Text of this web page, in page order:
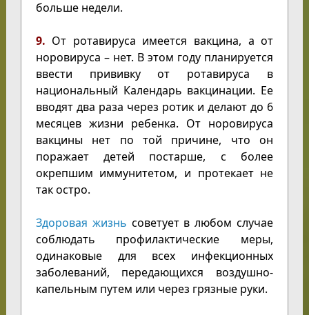
больше недели.
9. От ротавируса имеется вакцина, а от
норовируса – нет. В этом году планируется
ввести прививку от ротавируса в
национальный Календарь вакцинации. Ее
вводят два раза через ротик и делают до 6
месяцев жизни ребенка. От норовируса
вакцины нет по той причине, что он
поражает детей постарше, с более
окрепшим иммунитетом, и протекает не
так остро.
Здоровая жизнь советует в любом случае
соблюдать профилактические меры,
одинаковые для всех инфекционных
заболеваний, передающихся воздушно-
капельным путем или через грязные руки.